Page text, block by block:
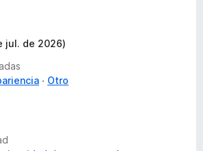
jul. de 2026)
Otro